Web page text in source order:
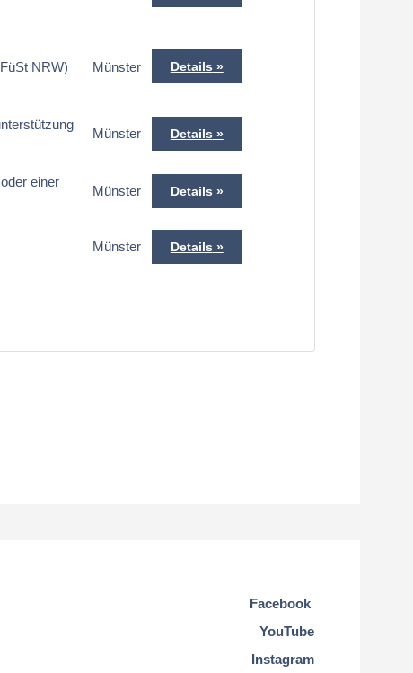
NRW)
Münster Details
Münster Details
einer
Münster Details
Münster Details
Facebook
YouTube
Instagram